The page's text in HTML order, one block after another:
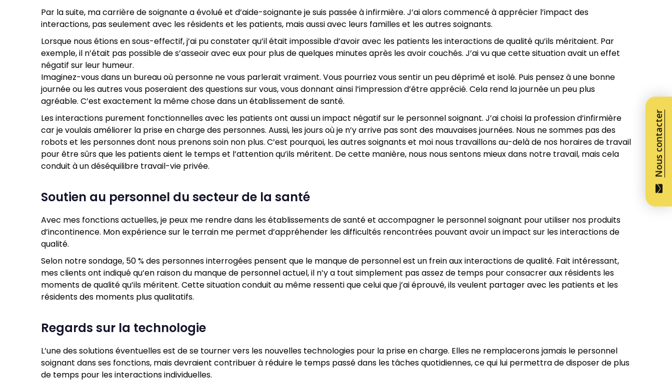
Par la suite, ma carrière de soignante a évolué et d’aide-soignante je suis passée à infirmière. J’ai alors commencé à apprécier l’impact des
interactions, pas seulement avec les résidents et les patients, mais aussi avec leurs familles et les autres soignants.
Lorsque nous étions en sous-effectif, j’ai pu constater qu’il était impossible d’avoir avec les patients les interactions de qualité qu’ils méritaient. Par
exemple, il n’était pas possible de s’asseoir avec eux pour plus de quelques minutes après les avoir couchés. J’ai vu que cette situation avait un effet
négatif sur leur humeur.
Imaginez-vous dans un bureau où personne ne vous parlerait vraiment. Vous pourriez vous sentir un peu déprimé et isolé. Puis pensez à une bonne
journée ou les autres vous poseraient des questions sur vous, vous donnant ainsi l’impression d’être apprécié. Cela rend la journée un peu plus
agréable. C’est exactement la même chose dans un établissement de santé.
Les interactions purement fonctionnelles avec les patients ont aussi un impact négatif sur le personnel soignant. J’ai choisi la profession d’infirmière
car je voulais améliorer la prise en charge des personnes. Aussi, les jours où je n’y arrive pas sont des mauvaises journées. Nous ne sommes pas des
robots et les personnes dont nous prenons soin non plus. C’est pourquoi, les autres soignants et moi nous travaillons au-delà de nos horaires de travail
pour être sûrs que les patients aient le temps et l’attention qu’ils méritent. De cette manière, nous nous sentons mieux dans notre travail, mais cela
conduit à un déséquilibre travail-vie privée.
Soutien au personnel du secteur de la santé
Avec mes fonctions actuelles, je peux me rendre dans les établissements de santé et accompagner le personnel soignant pour utiliser nos produits
d’incontinence. Mon expérience sur le terrain me permet d’appréhender les difficultés rencontrées pouvant avoir un impact sur les interactions de
qualité.
Selon notre sondage, 50 % des personnes interrogées pensent que le manque de personnel est un frein aux interactions de qualité. Fait intéressant,
mes clients ont indiqué qu’en raison du manque de personnel actuel, il n’y a tout simplement pas assez de temps pour consacrer aux résidents les
moments de qualité qu’ils méritent. Cette situation conduit au même ressenti que celui que j’ai éprouvé, ils veulent partager avec les patients et les
résidents des moments plus qualitatifs.
Regards sur la technologie
L’une des solutions éventuelles est de se tourner vers les nouvelles technologies pour la prise en charge. Elles ne remplacerons jamais le personnel
soignant dans ses fonctions, mais devraient contribuer à réduire le temps passé dans les tâches quotidiennes, ce qui lui permettra de disposer de plus
de temps pour les interactions individuelles.
Nous contacter